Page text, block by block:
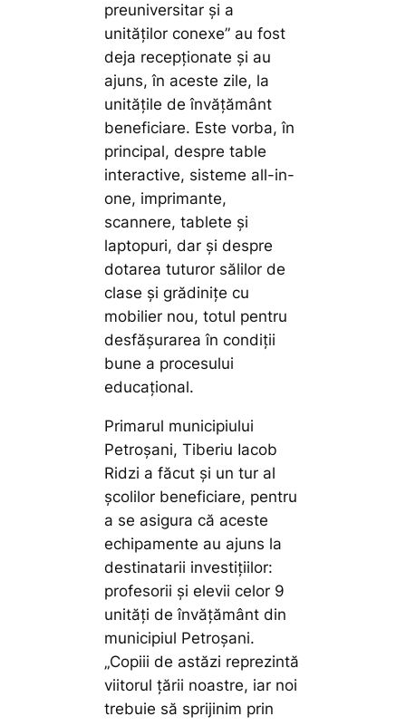
preuniversitar și a
unităților conexe” au fost
deja recepționate și au
ajuns, în aceste zile, la
unitățile de învățământ
beneficiare. Este vorba, în
principal, despre table
interactive, sisteme all-in-
one, imprimante,
scannere, tablete și
laptopuri, dar și despre
dotarea tuturor sălilor de
clase și grădinițe cu
mobilier nou, totul pentru
desfășurarea în condiții
bune a procesului
educațional.
Primarul municipiului
Petroșani, Tiberiu Iacob
Ridzi a făcut și un tur al
școlilor beneficiare, pentru
a se asigura că aceste
echipamente au ajuns la
destinatarii investițiilor:
profesorii și elevii celor 9
unități de învățământ din
municipiul Petroșani.
„Copiii de astăzi reprezintă
viitorul țării noastre, iar noi
trebuie să sprijinim prin